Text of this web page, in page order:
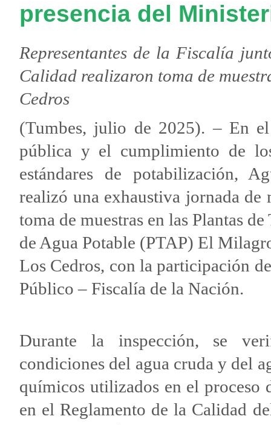
presencia del
Representantes de la Fiscalía
Calidad realizaron toma de
Cedros
(Tumbes, julio de 2025). – En
pública y el cumplimiento de
estándares de potabilización,
realizó una exhaustiva jornada de
toma de muestras en las Plantas
de Agua Potable (PTAP) El
Los Cedros, con la participación
Público – Fiscalía de la Nación.
Durante la inspección, se
condiciones del agua cruda y del
químicos utilizados en el proceso
en el Reglamento de la Calidad